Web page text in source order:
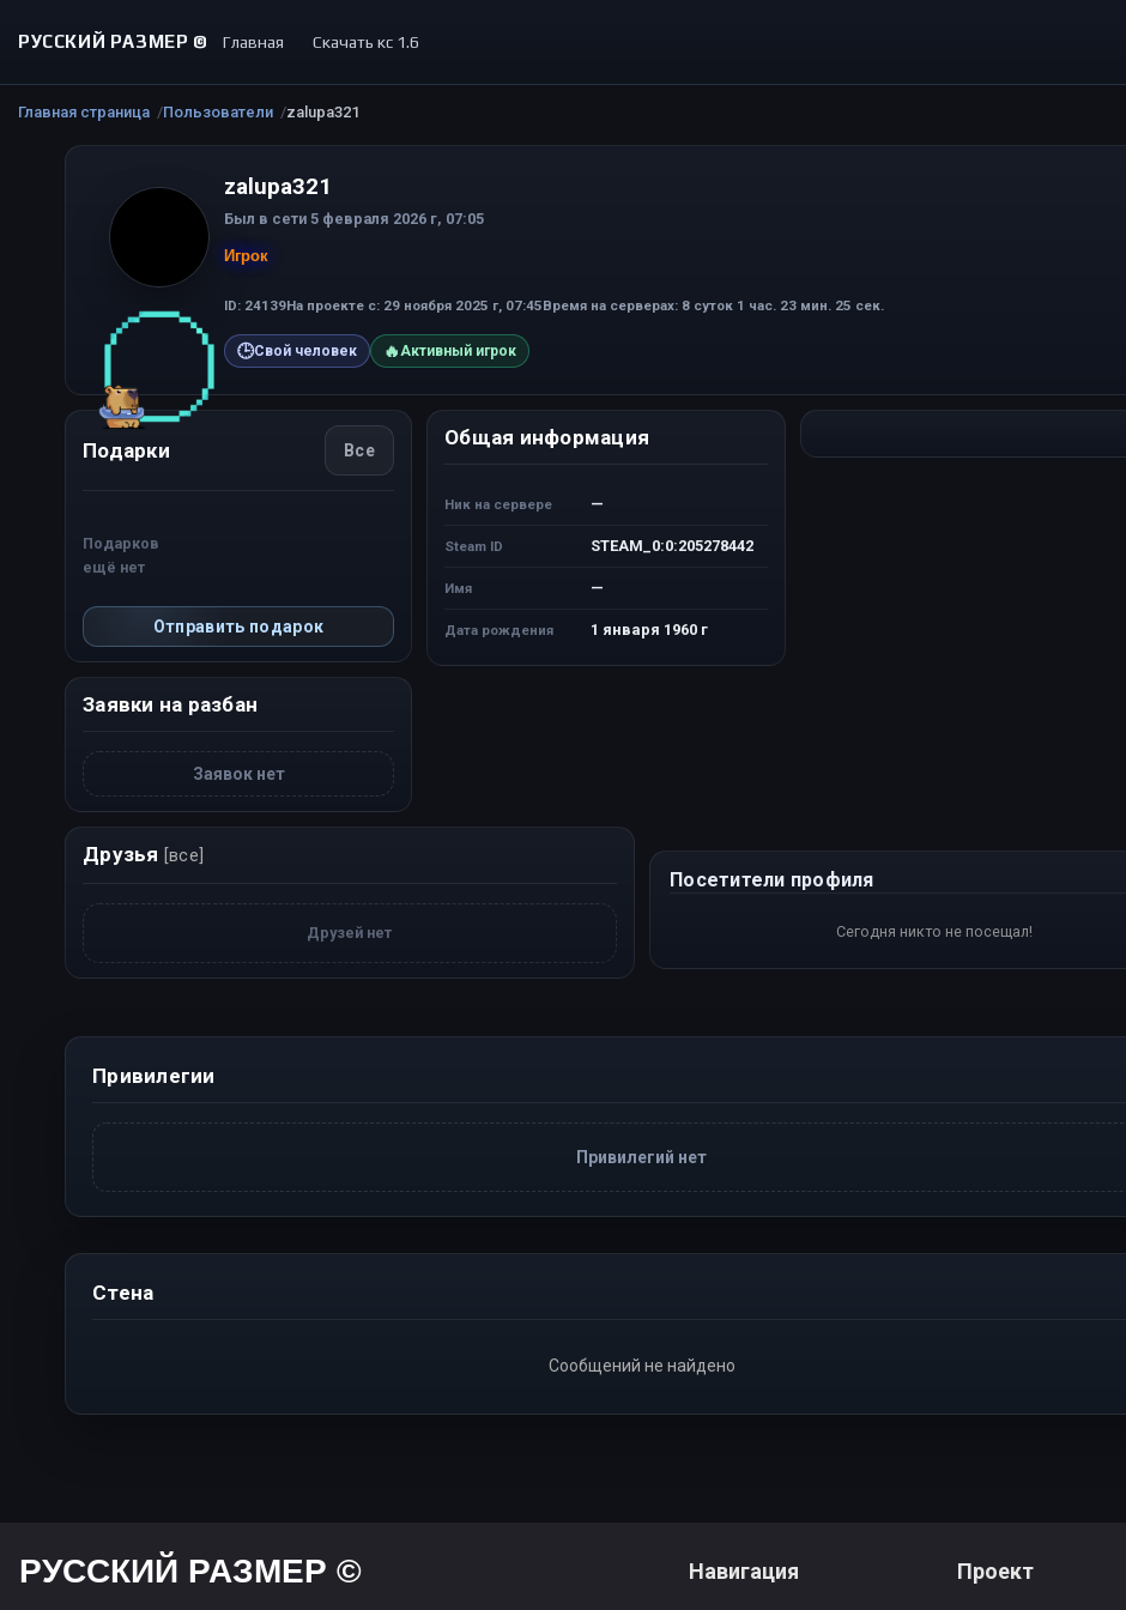
РУССКИЙ РАЗМЕР © Главная Скачать кс 1.6
Главная страница Пользователи zalupa321
zalupa321
Был в сети 5 февраля 2026 г, 07:05
Игрок
ID: 24139На проекте с: 29 ноября 2025 г, 07:45Время на серверах: 8 суток 1 час. 23 мин. 25 сек.
🕒Свой человек 🔥Активный игрок
Подарки Все
Подарков
ещё нет
Отправить подарок
Заявки на разбан
Заявок нет
Общая информация
Ник на сервере —
Steam ID STEAM_0:0:205278442
Имя —
Дата рождения 1 января 1960 г
Друзья [все]
Друзей нет
Посетители профиля
Сегодня никто не посещал!
Привилегии
Привилегий нет
Стена
Сообщений не найдено
РУССКИЙ РАЗМЕР © Навигация Проект